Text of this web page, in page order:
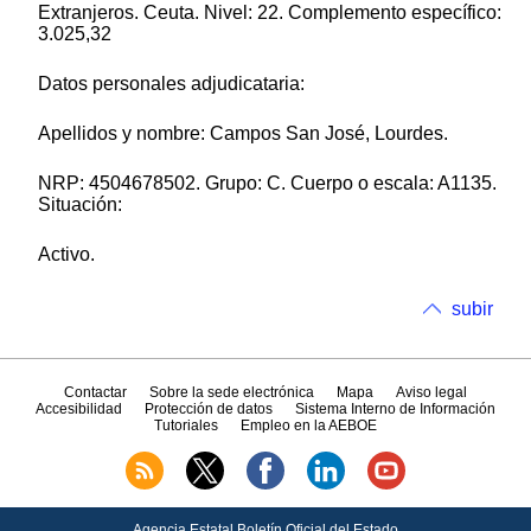
Extranjeros. Ceuta. Nivel: 22. Complemento específico:
3.025,32
Datos personales adjudicataria:
Apellidos y nombre: Campos San José, Lourdes.
NRP: 4504678502. Grupo: C. Cuerpo o escala: A1135.
Situación:
Activo.
subir
Contactar Sobre la sede electrónica Mapa
Aviso legal
Accesibilidad
Protección de datos
Sistema Interno de Información
Tutoriales
Empleo en la AEBOE